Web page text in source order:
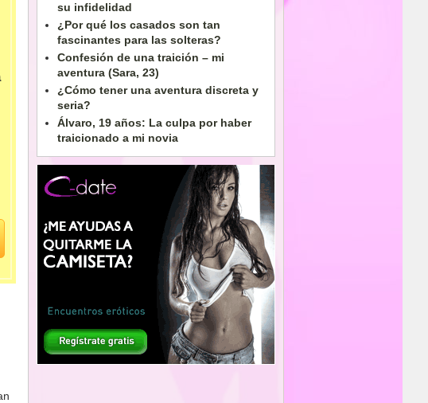
su infidelidad
¿Por qué los casados son tan
fascinantes para las solteras?
Confesión de una traición – mi
aventura (Sara, 23)
¿Cómo tener una aventura discreta y
seria?
Álvaro, 19 años: La culpa por haber
traicionado a mi novia